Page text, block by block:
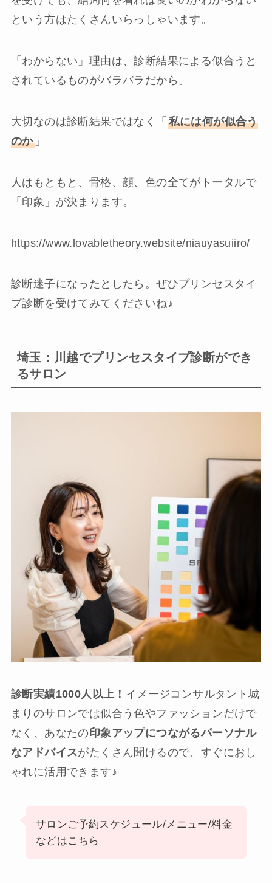
という方はたくさんいらっしゃいます。
「わからない」理由は、診断結果による似合うと
されているものがバラバラだから。
大切なのは診断結果ではなく「 私には何が似合う
のか」
人はもともと、骨格、顔、色の全てがトータルで
「印象」が決まります。
https://www.lovabletheory.website/niauyasuiiro/
診断迷子になったとしたら。ぜひプリンセスタイ
プ診断を受けてみてくださいね♪
埼玉：川越でプリンセスタイプ診断ができ
るサロン
診断実績1000人以上！ イメージコンサルタント城
まりのサロンでは似合う色やファッションだけで
なく、あなたの印象アップにつながるパーソナル
なアドバイスがたくさん聞けるので、すぐにおし
ゃれに活用できます♪
サロンご予約スケジュール/メニュー/料金
などはこちら